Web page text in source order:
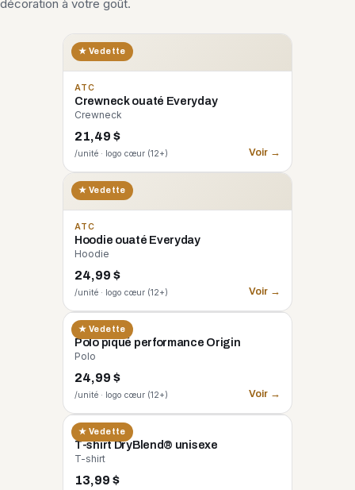
décoration à votre goût.
★ Vedette
ATC
Crewneck ouaté Everyday
Crewneck
21,49 $
/unité · logo cœur (12+) Voir →
★ Vedette
ATC
Hoodie ouaté Everyday
Hoodie
24,99 $
/unité · logo cœur (12+) Voir →
★ Vedette
CORE 365
Polo piqué performance Origin
Polo
24,99 $
/unité · logo cœur (12+) Voir →
★ Vedette
GILDAN
T-shirt DryBlend® unisexe
T-shirt
13,99 $